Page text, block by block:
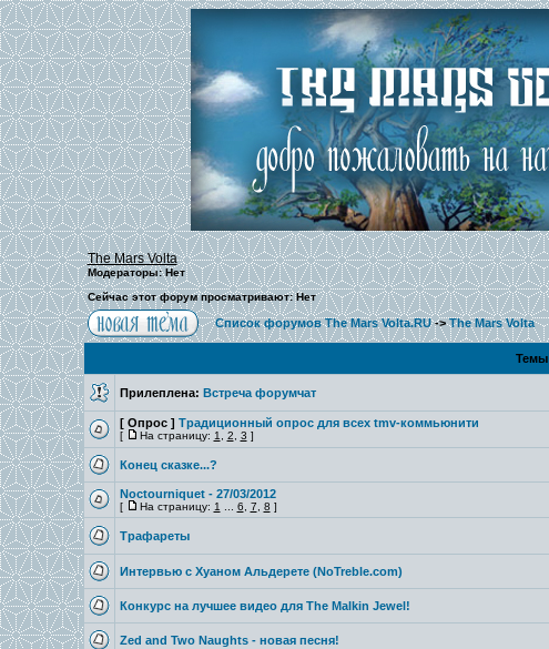
The Mars Volta
Модераторы: Нет
Сейчас этот форум просматривают: Нет
Список форумов The Mars Volta.RU->The Mars Volta
Темы
Прилеплена: Встреча форумчат
[ Опрос ] Традиционный опрос для всех tmv-коммьюнити
[ На страницу: 1 2 3 ]
Конец сказке...?
Noctourniquet - 27/03/2012
[ На страницу: 1 6 7 8 ]
Трафареты
Интервью с Хуаном Альдерете (NoTreble.com)
Конкурс на лучшее видео для The Malkin Jewel!
Zed and Two Naughts - новая песня!